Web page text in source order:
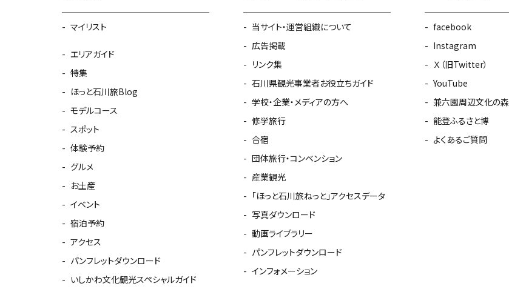
マイリスト
エリアガイド
特集
ほっと石川旅Blog
モデルコース
スポット
体験予約
グルメ
お土産
イベント
宿泊予約
アクセス
パンフレットダウンロード
いしかわ文化観光スペシャルガイド
当サイト・運営組織について
広告掲載
リンク集
石川県観光事業者お役立ちガイド
学校・企業・メディアの方へ
修学旅行
合宿
団体旅行・コンベンション
産業観光
「ほっと石川旅ねっと」アクセスデータ
写真ダウンロード
動画ライブラリー
パンフレットダウンロード
インフォメーション
facebook
Instagram
Ｘ（旧Twitter）
YouTube
兼六園周辺文化の森
能登ふるさと博
よくあるご質問